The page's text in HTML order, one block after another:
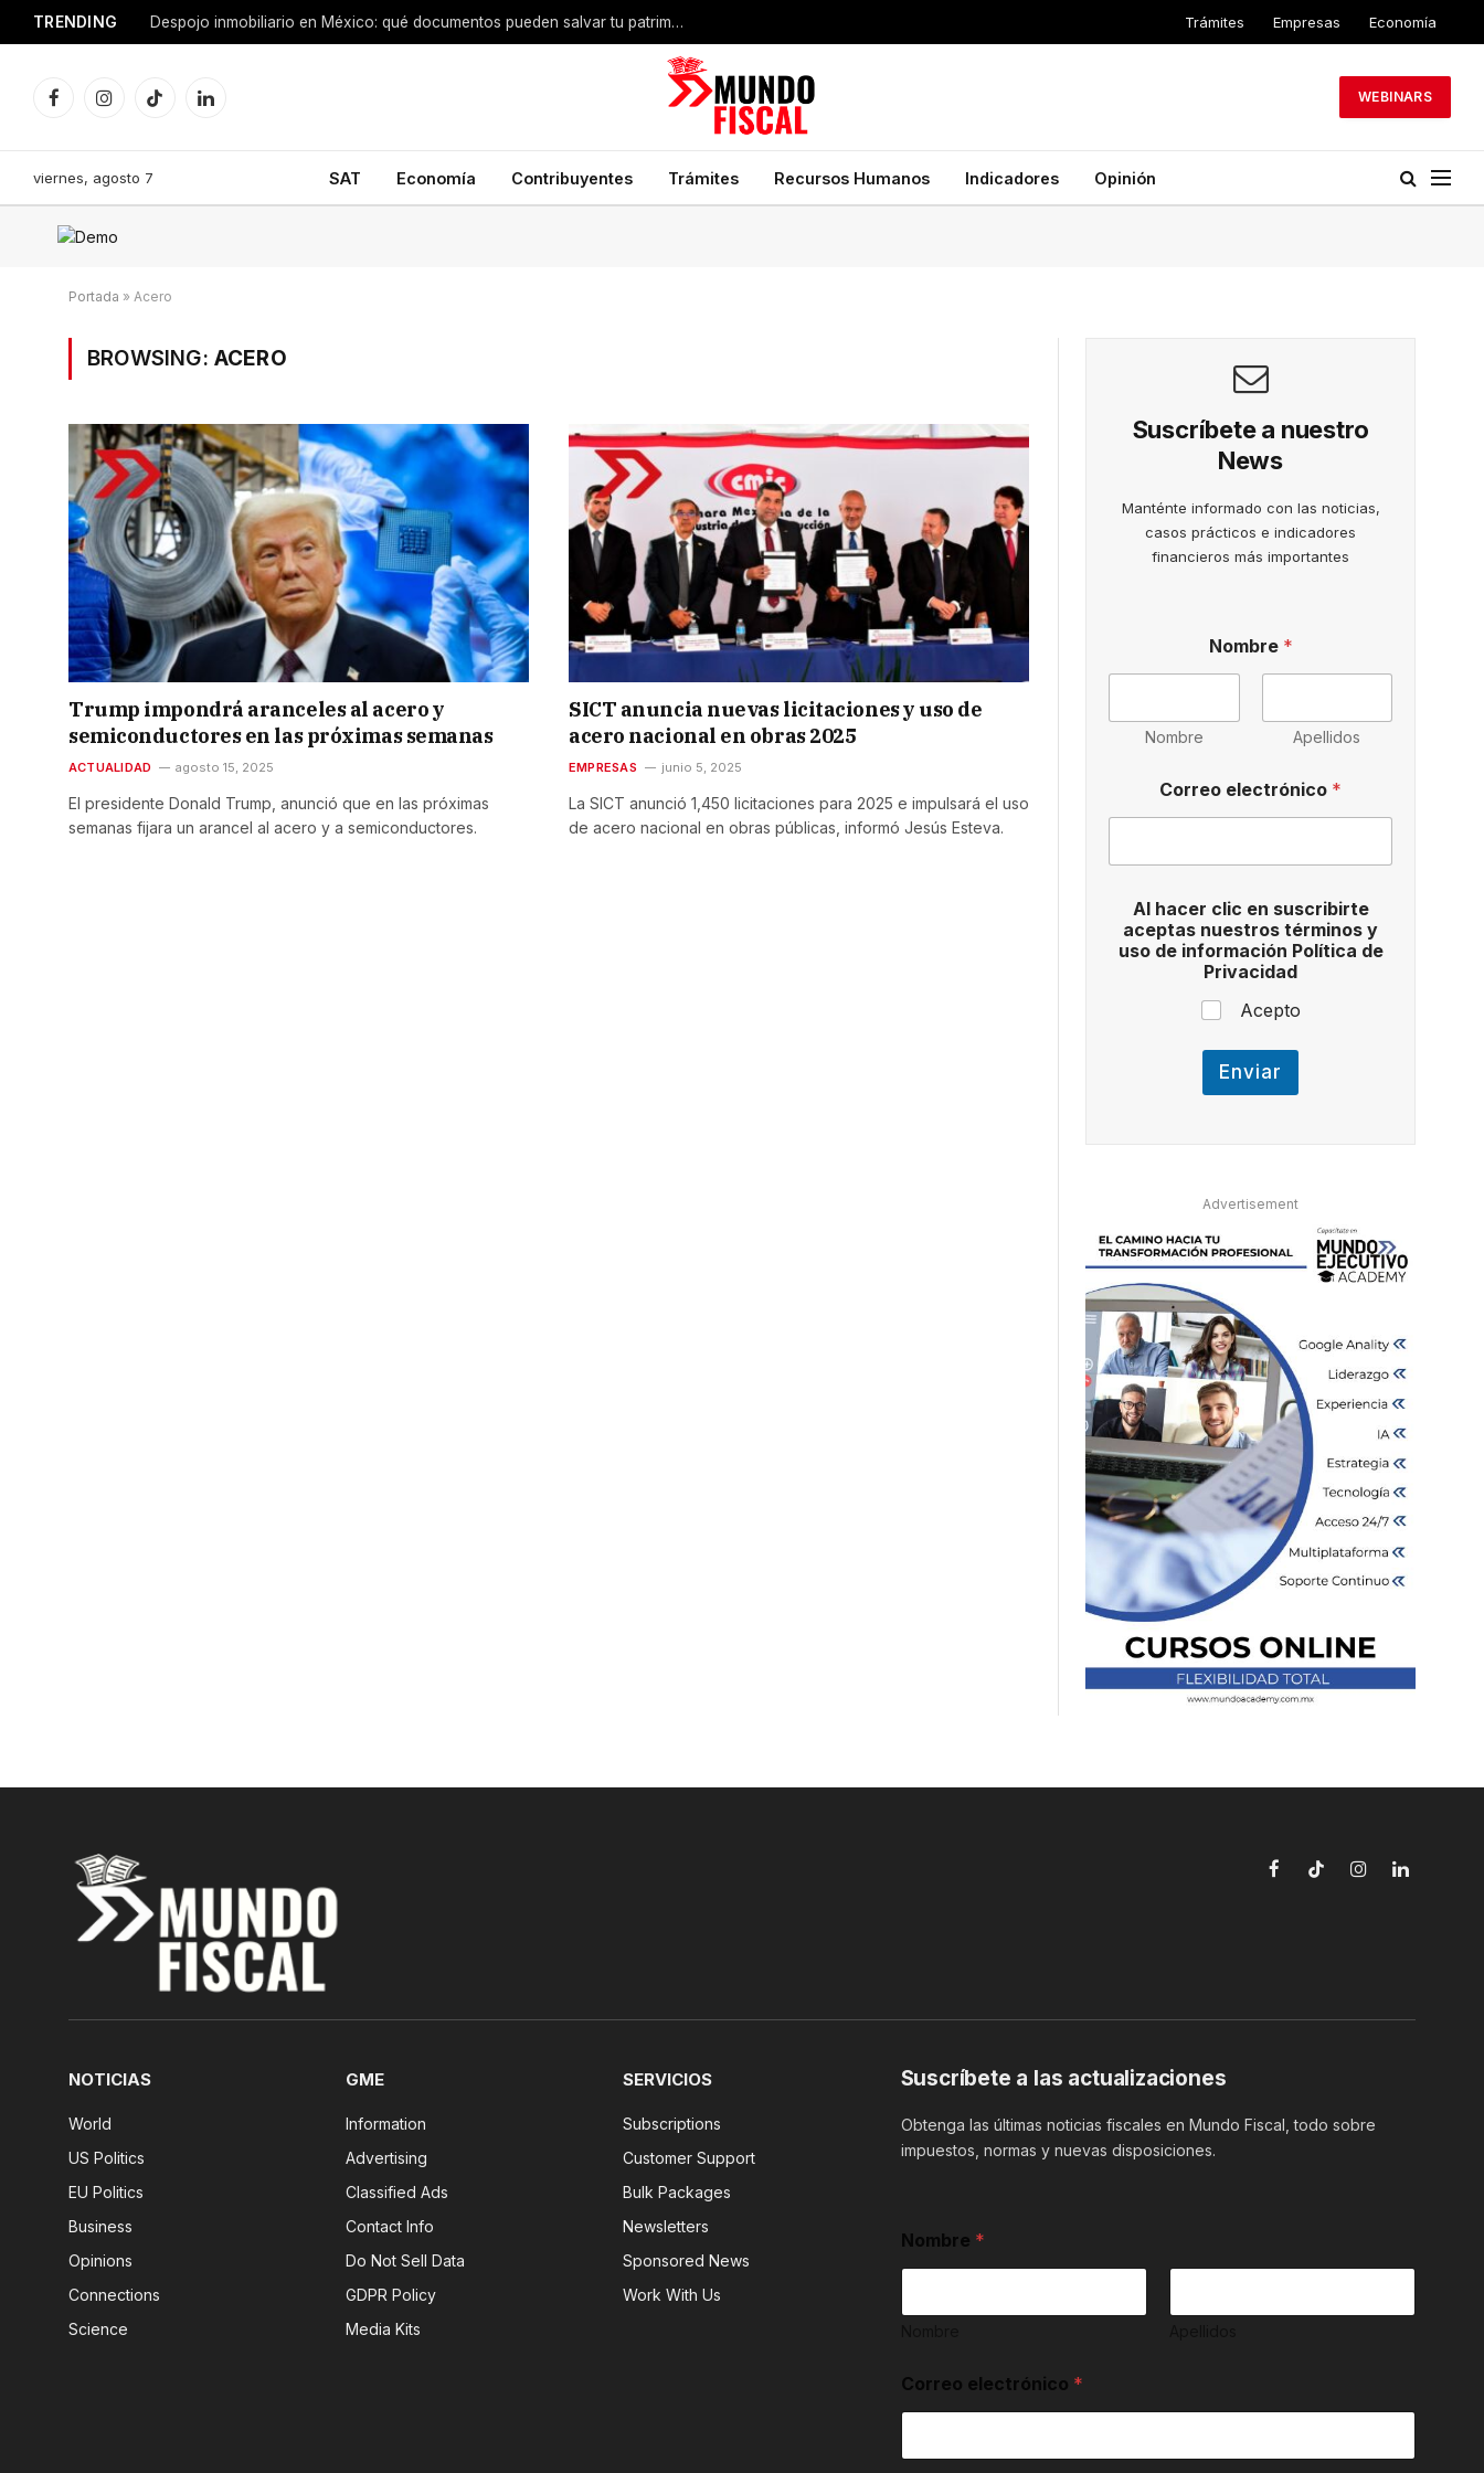
TRENDING Despojo inmobiliario en México: qué documentos pueden salvar tu patrimonio Trámites Empresas Economía
FacebookInstagramTikTokLinkedIn
WEBINARS
viernes, agosto 7 SAT Economía Contribuyentes Trámites Recursos Humanos Indicadores Opinión
Portada » Acero
BROWSING: ACERO
Trump impondrá aranceles al acero y
semiconductores en las próximas semanas
ACTUALIDAD agosto 15, 2025
El presidente Donald Trump, anunció que en las próximas
semanas fijara un arancel al acero y a semiconductores.
SICT anuncia nuevas licitaciones y uso de
acero nacional en obras 2025
EMPRESAS junio 5, 2025
La SICT anunció 1,450 licitaciones para 2025 e impulsará el uso
de acero nacional en obras públicas, informó Jesús Esteva.
Suscríbete a nuestro
News
Manténte informado con las noticias,
casos prácticos e indicadores
financieros más importantes
Nombre *
Nombre Apellidos
o
m
P
o
l
í
t
c
a
Correo electrónico *
Al hacer clic en suscribirte
aceptas nuestros términos y
uso de información Política de
Privacidad
Acepto
Enviar
Advertisement
FacebookTikTokInstagramLinkedIn
NOTICIAS
World
US Politics
EU Politics
Business
Opinions
Connections
Science
GME
Information
Advertising
Classified Ads
Contact Info
Do Not Sell Data
GDPR Policy
Media Kits
SERVICIOS
Subscriptions
Customer Support
Bulk Packages
Newsletters
Sponsored News
Work With Us
Suscríbete a las actualizaciones
Obtenga las últimas noticias fiscales en Mundo Fiscal, todo sobre
impuestos, normas y nuevas disposiciones.
c
e
t
c
e
t
Nombre *
Correo electrónico *